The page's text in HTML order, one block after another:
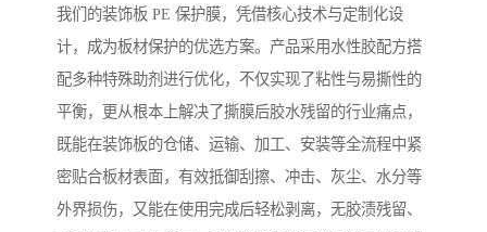
我们的装饰板 PE 保护膜，凭借核心技术与定制化设
计，成为板材保护的优选方案。产品采用水性胶配方搭
配多种特殊助剂进行优化，不仅实现了粘性与易撕性的
平衡，更从根本上解决了撕膜后胶水残留的行业痛点，
既能在装饰板的仓储、运输、加工、安装等全流程中紧
密贴合板材表面，有效抵御刮擦、冲击、灰尘、水分等
外界损伤，又能在使用完成后轻松剥离，无胶渍残留、